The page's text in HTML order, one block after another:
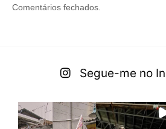
Comentários fechados.
Segue-me no